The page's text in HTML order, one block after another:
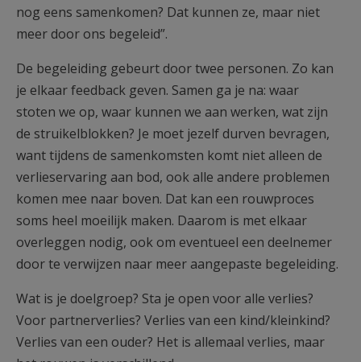
nog eens samenkomen? Dat kunnen ze, maar niet
meer door ons begeleid”.
De begeleiding gebeurt door twee personen. Zo kan
je elkaar feedback geven. Samen ga je na: waar
stoten we op, waar kunnen we aan werken, wat zijn
de struikelblokken? Je moet jezelf durven bevragen,
want tijdens de samenkomsten komt niet alleen de
verlieservaring aan bod, ook alle andere problemen
komen mee naar boven. Dat kan een rouwproces
soms heel moeilijk maken. Daarom is met elkaar
overleggen nodig, ook om eventueel een deelnemer
door te verwijzen naar meer aangepaste begeleiding.
Wat is je doelgroep? Sta je open voor alle verlies?
Voor partnerverlies? Verlies van een kind/kleinkind?
Verlies van een ouder? Het is allemaal verlies, maar